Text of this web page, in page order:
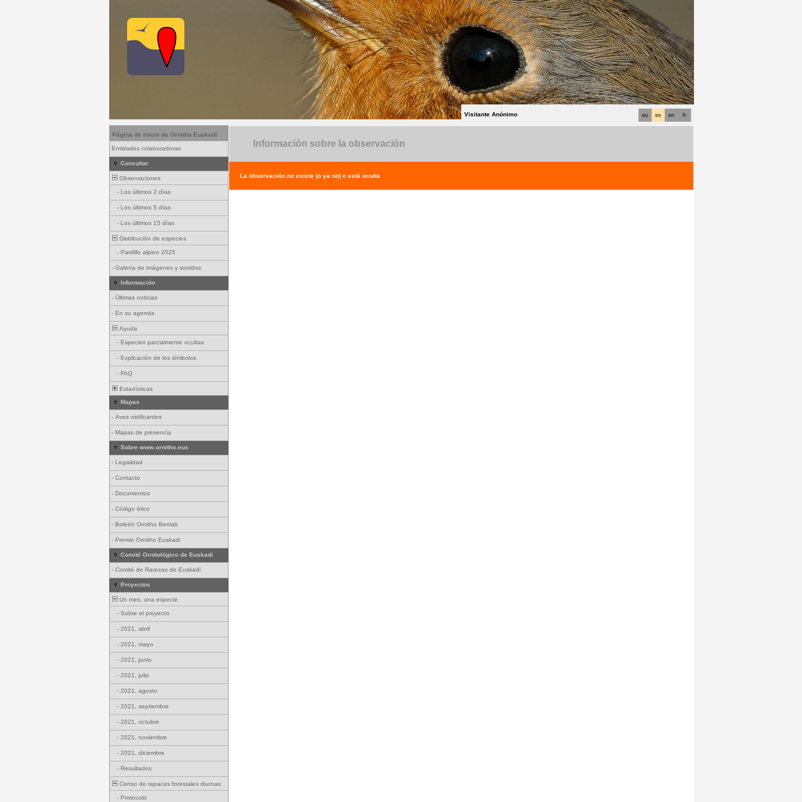
fr
en
es
eu
Visitante Anónimo
Página de inicio de Ornitho Euskadi
Entidades colaboradoras
Consultar
Observaciones
- Los últimos 2 días
- Los últimos 5 días
- Los últimos 15 días
Distribución de especies
- Pardillo alpino 2025
- Galería de imágenes y sonidos
Información
- Últimas noticias
- En su agenda
Ayuda
- Especies parcialmente ocultas
- Explicación de los símbolos
- FAQ
Estadísticas
Mapas
- Aves nidificantes
- Mapas de presencia
Sobre www.ornitho.eus
- Legalidad
- Contacto
- Documentos
- Código ético
- Boletín Ornitho Berriak
- Premio Ornitho Euskadi
Comité Ornitológico de Euskadi
- Comité de Rarezas de Euskadi
Proyectos
Un mes, una especie
- Sobre el proyecto
- 2021, abril
- 2021, mayo
- 2021, junio
- 2021, julio
- 2021, agosto
- 2021, septiembre
- 2021, octubre
- 2021, noviembre
- 2021, diciembre
- Resultados
Censo de rapaces forestales diurnas
- Protocolo
Información sobre la observación
La observación no existe (o ya no) o está oculta